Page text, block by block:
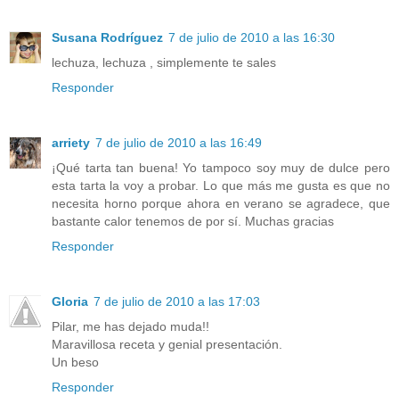
Susana Rodríguez 7 de julio de 2010 a las 16:30
lechuza, lechuza , simplemente te sales
Responder
arriety 7 de julio de 2010 a las 16:49
¡Qué tarta tan buena! Yo tampoco soy muy de dulce pero
esta tarta la voy a probar. Lo que más me gusta es que no
necesita horno porque ahora en verano se agradece, que
bastante calor tenemos de por sí. Muchas gracias
Responder
Gloria 7 de julio de 2010 a las 17:03
Pilar, me has dejado muda!!
Maravillosa receta y genial presentación.
Un beso
Responder